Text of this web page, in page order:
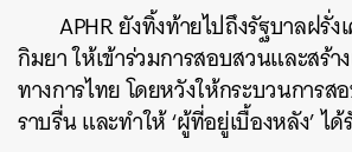
APHR ยังทิ้งท้ายไปถึงรัฐบาลฝรั่
กิมยา ให้เข้าร่วมการสอบสวนและสร้
ทางการไทย โดยหวังให้กระบวนการส
ราบรื่น และทำให้ ‘ผู้ที่อยู่เบื้องหลัง’ ไ
ค้นหา
SHARE TWEET LINE